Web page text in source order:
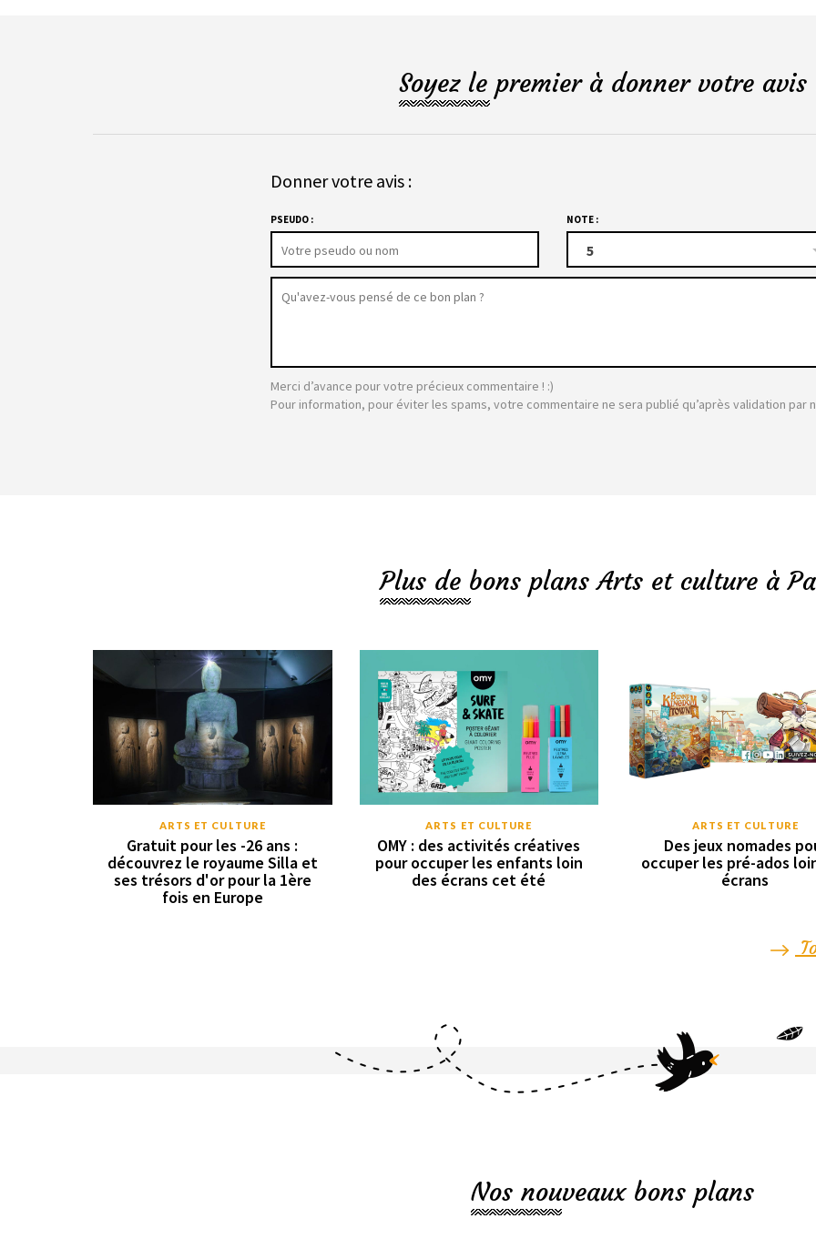
Soyez le premier à donner votre
Donner votre avis :
PSEUDO : NOTE :
5
Merci d’avance pour votre précieux commentaire ! :)
Pour information, pour éviter les spams, votre commentaire ne sera publié qu’après validation par
Plus de bons plans Arts et culture à
ARTS ET CULTURE
Gratuit pour les -26 ans :
découvrez le royaume Silla et
ses trésors d'or pour la 1ère
fois en Europe
ARTS ET CULTURE
OMY : des activités créatives
pour occuper les enfants loin
des écrans cet été
ARTS ET CULTURE
Des jeux nomades
occuper les pré-ados
écrans
Nos nouveaux bons plans